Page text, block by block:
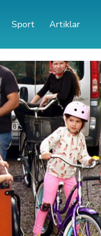
Sport Artiklar